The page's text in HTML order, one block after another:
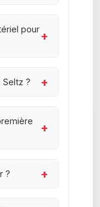
pour
?
?